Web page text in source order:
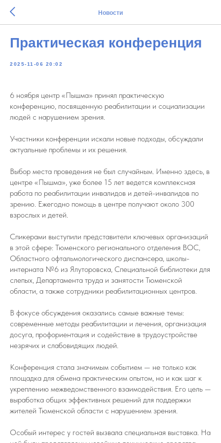
Новости
Практическая конференция
2025-11-06 20:02
6 ноября центр «Пышма» принял практическую
конференцию, посвященную реабилитации и социализации
людей с нарушением зрения.
Участники конференции искали новые подходы, обсуждали
актуальные проблемы и их решения.
Выбор места проведения не был случайным. Именно здесь, в
центре «Пышма», уже более 15 лет ведется комплексная
работа по реабилитации инвалидов и детей-инвалидов по
зрению. Ежегодно помощь в центре получают около 300
взрослых и детей.
Спикерами выступили представители ключевых организаций
в этой сфере: Тюменского регионального отделения ВОС,
Областного офтальмологического диспансера, школы-
интерната №6 из Ялуторовска, Специальной библиотеки для
слепых, Департамента труда и занятости Тюменской
области, а также сотрудники реабилитационных центров.
В фокусе обсуждения оказались самые важные темы:
современные методы реабилитации и лечения, организация
досуга, профориентация и содействие в трудоустройстве
незрячих и слабовидящих людей.
Конференция стала значимым событием — не только как
площадка для обмена практическим опытом, но и как шаг к
укреплению межведомственного взаимодействия. Его цель —
выработка общих эффективных решений для поддержки
жителей Тюменской области с нарушением зрения.
Особый интерес у гостей вызвала специальная выставка. На